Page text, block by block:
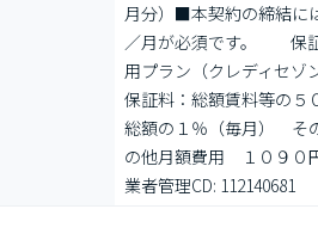
月分）■本契約の締結に
／月が必須です。　　
用プラン（クレディセゾ
保証料：総額賃料等の５
総額の１％（毎月）　そ
の他月額費用　１０９０
業者管理CD: 112140681